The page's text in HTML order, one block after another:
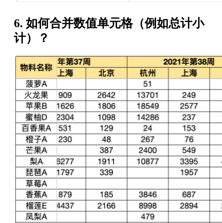
6. 如何合并数值单元格（例如总计小
计）？